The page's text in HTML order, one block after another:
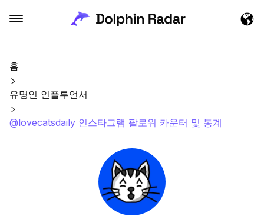
홈
유명인 인플루언서
@lovecatsdaily 인스타그램 팔로워 카운터 및 통계